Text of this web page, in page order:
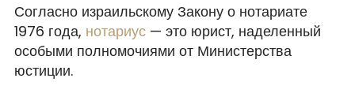
Согласно израильскому Закону о нотариате
1976 года, нотариус— это юрист, наделенный
особыми полномочиями от Министерства
юстиции.